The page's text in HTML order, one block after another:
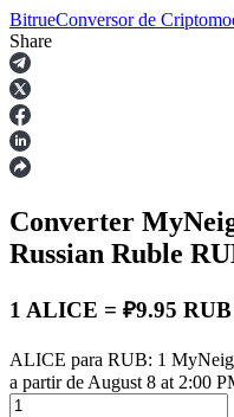
Futuros
Futuros de USDT
Futuros usando USDT
BitrueConversor de
Share
Converter
Russian Ruble
1 ALICE = ₽9.95 RUB
ALICE para RUB: 1
a partir de August 8 at 2:00